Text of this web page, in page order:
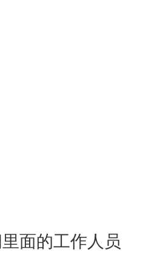
面的工作人员